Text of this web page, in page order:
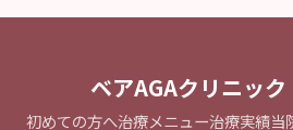
ベアAGAクリニッ
初めての方へ治療メニュー治療実績当